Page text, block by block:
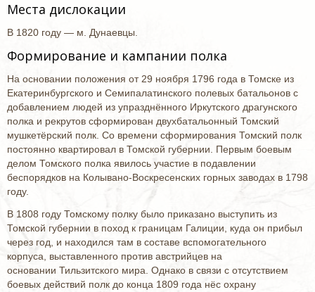
Места дислокации
В 1820 году — м. Дунаевцы.
Формирование и кампании полка
На основании положения от 29 ноября 1796 года в Томске из
Екатеринбургского и Семипалатинского полевых батальонов с
добавлением людей из упразднённого Иркутского драгунского
полка и рекрутов сформирован двухбатальонный Томский
мушкетёрский полк. Со времени сформирования Томский полк
постоянно квартировал в Томской губернии. Первым боевым
делом Томского полка явилось участие в подавлении
беспорядков на Колывано-Воскресенских горных заводах в 1798
году.
В 1808 году Томскому полку было приказано выступить из
Томской губернии в поход к границам Галиции, куда он прибыл
через год, и находился там в составе вспомогательного
корпуса, выставленного против австрийцев на
основании Тильзитского мира. Однако в связи с отсутствием
боевых действий полк до конца 1809 года нёс охрану